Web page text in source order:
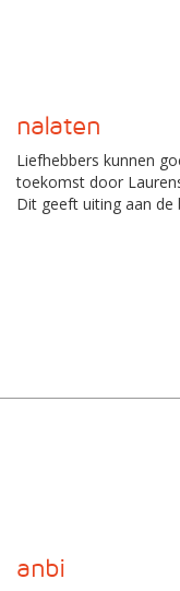
nalaten
Liefhebbers kunnen
toekomst door
Dit geeft uiting aan de
anbi